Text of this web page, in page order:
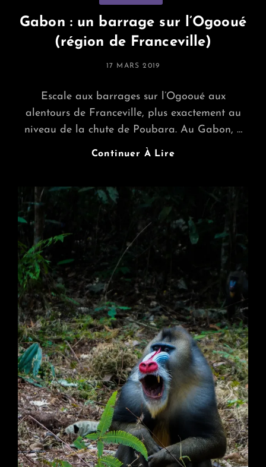
Gabon : un barrage sur l’Ogooué
(région de Franceville)
POSTED
17 MARS 2019
Escale aux barrages sur l’Ogooué aux
alentours de Franceville, plus exactement au
niveau de la chute de Poubara. Au Gabon, …
Continuer À LireGabon
Barrage
L’Ogooué
(région
De
Franceville)